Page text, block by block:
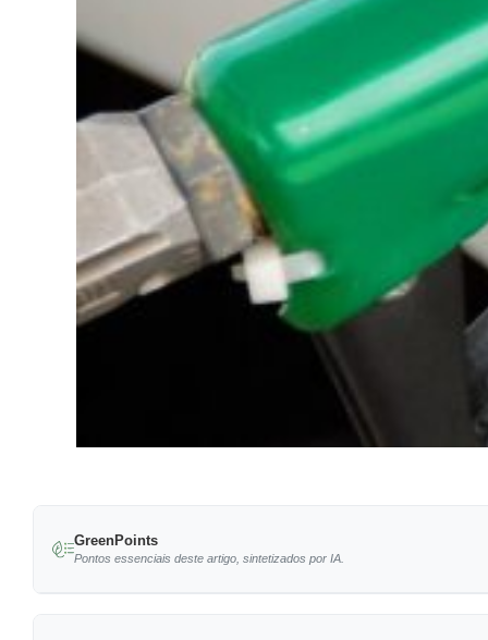
GreenPoints
Pontos essenciais deste artigo, sintetizados por IA.